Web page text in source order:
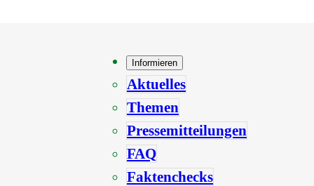
Informieren
Aktuelles
Themen
Pressemitteilungen
FAQ
Faktenchecks